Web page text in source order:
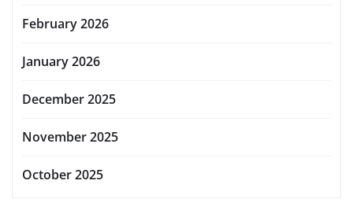
February 2026
January 2026
December 2025
November 2025
October 2025